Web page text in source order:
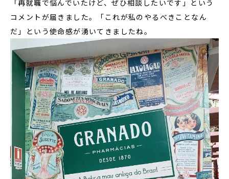
「再就職で悩んでいたけど、ぜひ相談したいです」という
コメントが届きました。「これが私のやるべきことなん
だ」という使命感が湧いてきましたね。